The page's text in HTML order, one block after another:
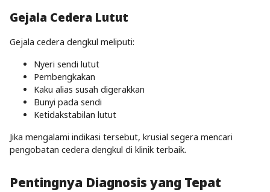
Gejala Cedera Lutut
Gejala cedera dengkul meliputi:
Nyeri sendi lutut
Pembengkakan
Kaku alias susah digerakkan
Bunyi pada sendi
Ketidakstabilan lutut
Jika mengalami indikasi tersebut, krusial segera mencari
pengobatan cedera dengkul di klinik terbaik.
Pentingnya Diagnosis yang Tepat